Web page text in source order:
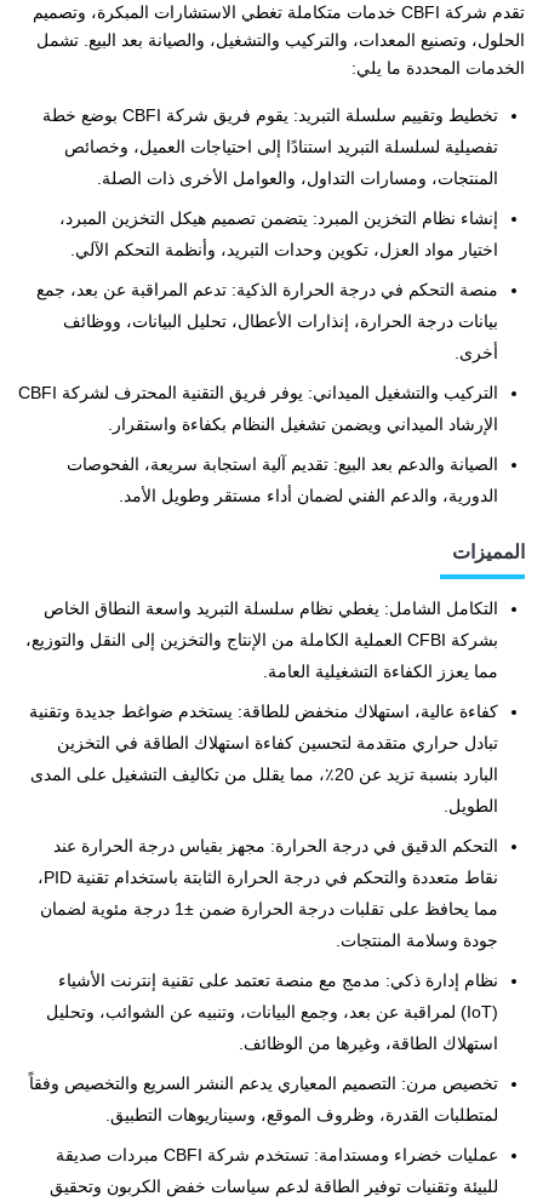
تقدم شركة CBFI خدمات متكاملة تغطي الاستشارات المبكرة، وتصميم
الحلول، وتصنيع المعدات، والتركيب والتشغيل، والصيانة بعد البيع. تشمل
الخدمات المحددة ما يلي:
تخطيط وتقييم سلسلة التبريد: يقوم فريق شركة CBFI بوضع خطة
تفصيلية لسلسلة التبريد استنادًا إلى احتياجات العميل، وخصائص
المنتجات، ومسارات التداول، والعوامل الأخرى ذات الصلة.
إنشاء نظام التخزين المبرد: يتضمن تصميم هيكل التخزين المبرد،
اختيار مواد العزل، تكوين وحدات التبريد، وأنظمة التحكم الآلي.
منصة التحكم في درجة الحرارة الذكية: تدعم المراقبة عن بعد، جمع
بيانات درجة الحرارة، إنذارات الأعطال، تحليل البيانات، ووظائف
أخرى.
التركيب والتشغيل الميداني: يوفر فريق التقنية المحترف لشركة CBFI
الإرشاد الميداني ويضمن تشغيل النظام بكفاءة واستقرار.
الصيانة والدعم بعد البيع: تقديم آلية استجابة سريعة، الفحوصات
الدورية، والدعم الفني لضمان أداء مستقر وطويل الأمد.
المميزات
التكامل الشامل: يغطي نظام سلسلة التبريد واسعة النطاق الخاص
بشركة CFBI العملية الكاملة من الإنتاج والتخزين إلى النقل والتوزيع،
مما يعزز الكفاءة التشغيلية العامة.
كفاءة عالية، استهلاك منخفض للطاقة: يستخدم ضواغط جديدة وتقنية
تبادل حراري متقدمة لتحسين كفاءة استهلاك الطاقة في التخزين
البارد بنسبة تزيد عن 20٪، مما يقلل من تكاليف التشغيل على المدى
الطويل.
التحكم الدقيق في درجة الحرارة: مجهز بقياس درجة الحرارة عند
نقاط متعددة والتحكم في درجة الحرارة الثابتة باستخدام تقنية PID،
مما يحافظ على تقلبات درجة الحرارة ضمن ±1 درجة مئوية لضمان
جودة وسلامة المنتجات.
نظام إدارة ذكي: مدمج مع منصة تعتمد على تقنية إنترنت الأشياء
(IoT) لمراقبة عن بعد، وجمع البيانات، وتنبيه عن الشوائب، وتحليل
استهلاك الطاقة، وغيرها من الوظائف.
تخصيص مرن: التصميم المعياري يدعم النشر السريع والتخصيص وفقاً
لمتطلبات القدرة، وظروف الموقع، وسيناريوهات التطبيق.
عمليات خضراء ومستدامة: تستخدم شركة CBFI مبردات صديقة
للبيئة وتقنيات توفير الطاقة لدعم سياسات خفض الكربون وتحقيق